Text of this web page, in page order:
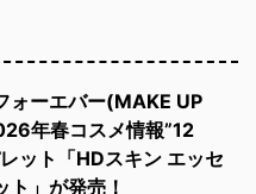
ォーエバー(MAKE UP
年春コスメ情報”12
ット「HDスキン エッセ
ト」が発売！